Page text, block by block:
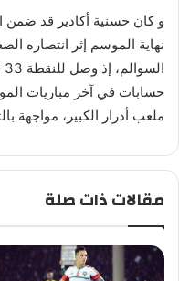
و كان حسنية أكادير قد ضمن
نهاية الموسم إثر انتصاره
حسابات في آخر مباريات
ملعب أدرار الكبير،
مقالات ذات صلة